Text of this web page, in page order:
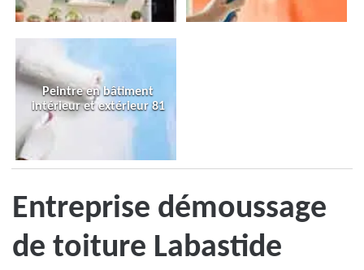
Peintre en bâtiment
intérieur et extérieur 81
Entreprise démoussage
de toiture Labastide